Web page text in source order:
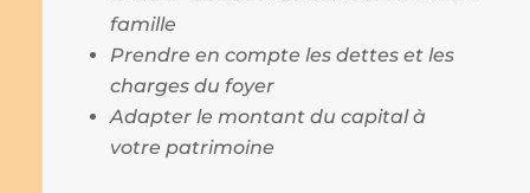
famille
Prendre en compte les dettes et les
charges du foyer
Adapter le montant du capital à
votre patrimoine